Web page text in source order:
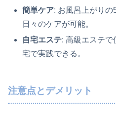
簡単ケア: お風呂上がりの
日々のケアが可能。
自宅エステ: 高級エステで
宅で実践できる。
注意点とデメリット